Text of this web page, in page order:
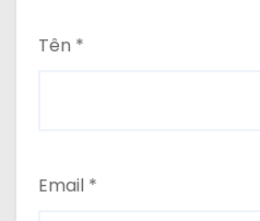
Tên *
Email *